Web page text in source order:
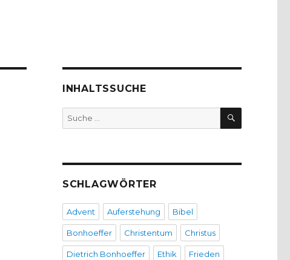
INHALTSSUCHE
Suche
nach:
SUCHEN
SCHLAGWÖRTER
Advent Auferstehung Bibel
Bonhoeffer Christentum Christus
Dietrich Bonhoeffer Ethik Frieden